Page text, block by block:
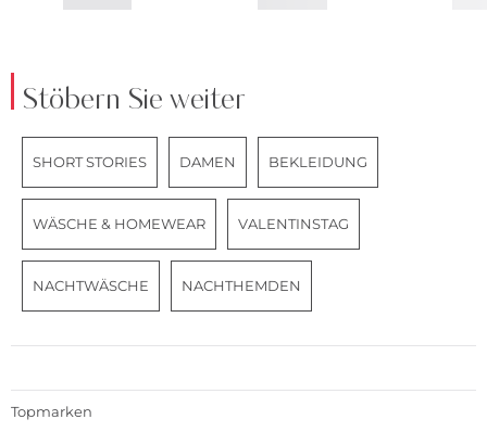
Stöbern Sie weiter
SHORT STORIES DAMEN BEKLEIDUNG
WÄSCHE & HOMEWEAR VALENTINSTAG
NACHTWÄSCHE NACHTHEMDEN
Topmarken